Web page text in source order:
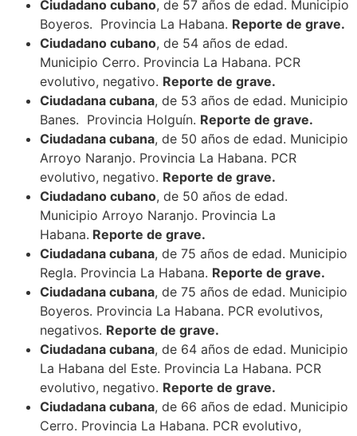
Ciudadano cubano, de 57 años de edad. Municipio
Boyeros. Provincia La Habana. Reporte de grave.
Ciudadano cubano, de 54 años de edad.
Municipio Cerro. Provincia La Habana. PCR
evolutivo, negativo. Reporte de grave.
Ciudadana cubana, de 53 años de edad. Municipio
Banes. Provincia Holguín. Reporte de grave.
Ciudadana cubana, de 50 años de edad. Municipio
Arroyo Naranjo. Provincia La Habana. PCR
evolutivo, negativo. Reporte de grave.
Ciudadano cubano, de 50 años de edad.
Municipio Arroyo Naranjo. Provincia La
Habana. Reporte de grave.
Ciudadana cubana, de 75 años de edad. Municipio
Regla. Provincia La Habana. Reporte de grave.
Ciudadana cubana, de 75 años de edad. Municipio
Boyeros. Provincia La Habana. PCR evolutivos,
negativos. Reporte de grave.
Ciudadana cubana, de 64 años de edad. Municipio
La Habana del Este. Provincia La Habana. PCR
evolutivo, negativo. Reporte de grave.
Ciudadana cubana, de 66 años de edad. Municipio
Cerro. Provincia La Habana. PCR evolutivo,